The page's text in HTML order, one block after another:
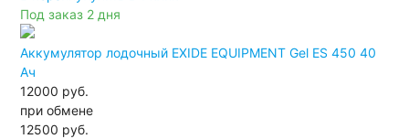
Под заказ 2 дня
Аккумулятор лодочный EXIDE EQUIPMENT Gel ES 450 40
Ач
12000 руб.
при обмене
12500 руб.